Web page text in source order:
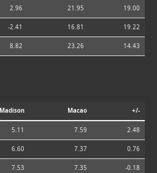
2.96 21.95 19.00
-2.41 16.81 19.22
8.82 23.26 14.43
Madison Macao +/-
5.11 7.59 2.48
6.60 7.37 0.76
7.53 7.35 -0.18